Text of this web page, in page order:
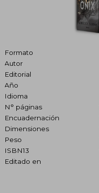
Formato
Autor
Editorial
Año
Idioma
N° páginas
Encuadernación
Dimensiones
Peso
ISBN13
Editado en